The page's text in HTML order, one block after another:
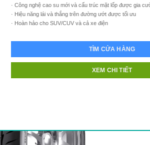
Công nghệ cao su mới và cấu trúc mặt lốp được gia
Hiệu năng lái và thắng trên đường ướt được tối ưu
Hoàn hảo cho SUV/CUV và cả xe điện
TÌM CỬA HÀNG
XEM CHI TIẾT